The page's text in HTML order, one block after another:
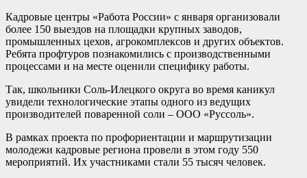
Кадровые центры «Работа России» с января организовали
более 150 выездов на площадки крупных заводов,
промышленных цехов, агрокомплексов и других объектов.
Ребята профтуров познакомились с производственными
процессами и на месте оценили специфику работы.
Так, школьники Соль-Илецкого округа во время каникул
увидели технологические этапы одного из ведущих
производителей поваренной соли – ООО «Руссоль».
В рамках проекта по профориентации и маршрутизации
молодежи кадровые региона провели в этом году 550
мероприятий. Их участниками стали 55 тысяч человек.